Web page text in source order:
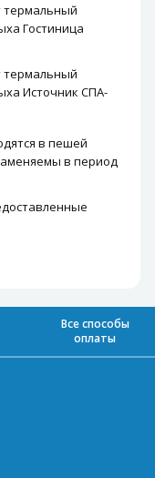
термальный
Гостиница
термальный
Источник СПА-
в пешей
в период
Все способы
оплаты